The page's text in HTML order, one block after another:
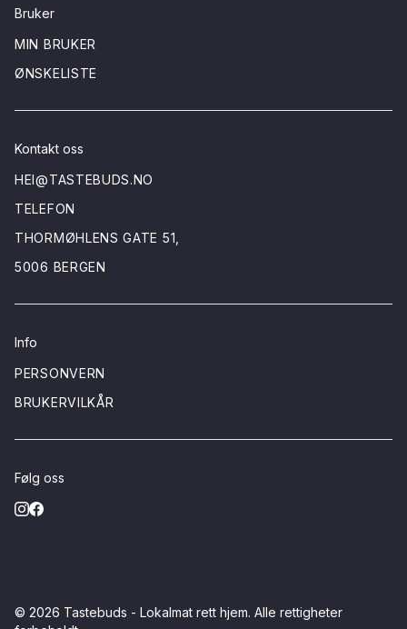
Bruker
MIN BRUKER
ØNSKELISTE
Kontakt oss
HEI@TASTEBUDS.NO
TELEFON
THORMØHLENS GATE 51,
5006 BERGEN
Info
PERSONVERN
BRUKERVILKÅR
Følg oss
© 2026 Tastebuds - Lokalmat rett hjem. Alle rettigheter